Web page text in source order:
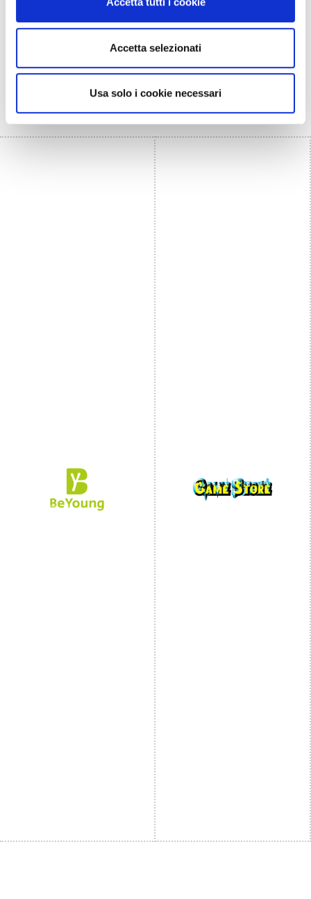
Accetta selezionati
Usa solo i cookie necessari
PARTNER